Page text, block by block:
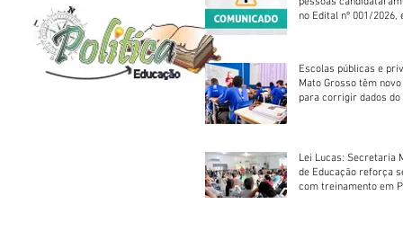
no Edital nº 001/2026,
Escolas públicas e
Mato Grosso têm
para corrigir dados do
Lei Lucas: Secretaria
de Educação reforça
com treinamento em